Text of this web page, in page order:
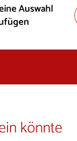
Auswahl
könnte